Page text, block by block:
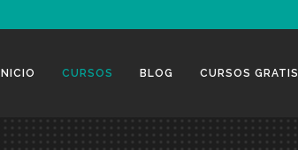
INICIO CURSOS BLOG CURSOS GRATIS